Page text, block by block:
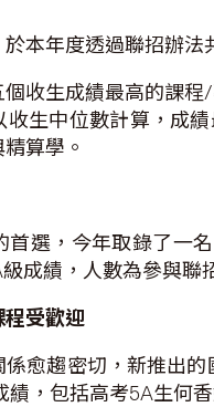
本年度透過聯招辦法
收生成績最高的課
收生中位數計算，成
算學。
首選，今年取錄了一
成績，人數為參與聯
程受歡迎
愈趨密切，新推出
績，包括高考5A生何